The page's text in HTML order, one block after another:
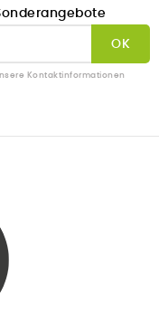
Kontaktinformationen